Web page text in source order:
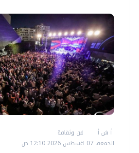
أ ش أ
فن وثقافة
الجمعة، 07 اغسطس 2026 12:10 ص